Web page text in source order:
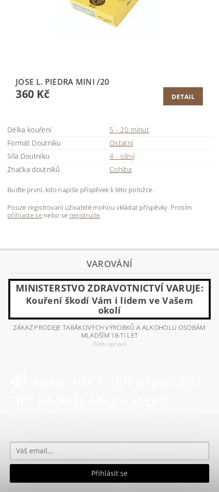
JOSE L. PIEDRA MINI /20
360 Kč DETAIL
Délka kouření
5 - 20 minut
Formát Doutníku
Ostatní
Síla Doutníku
4 - silný
Značka doutníků
Cohiba
Buďte první, kdo napíše příspěvek k této položce.
Pouze registrovaní uživatelé mohou vkládat příspěvky. Prosím
přihlaste senebo se registrujte.
VAROVÁNÍ
MINISTERSTVO ZDRAVOTNICTVÍ VARUJE:
Kouření škodí Vám i lidem ve Vašem
okolí
ZÁKAZ PRODEJE TABÁKOVÝCH VÝROBKŮ A ALKOHOLU OSOBÁM
MLADŠÍM 18-TI LET
Web upravil